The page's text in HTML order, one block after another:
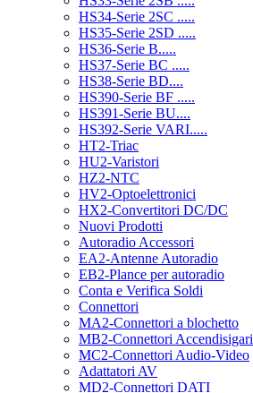
HS34-Serie 2SC .....
HS35-Serie 2SD .....
HS36-Serie B.....
HS37-Serie BC .....
HS38-Serie BD....
HS390-Serie BF .....
HS391-Serie BU....
HS392-Serie VARI.....
HT2-Triac
HU2-Varistori
HZ2-NTC
HV2-Optoelettronici
HX2-Convertitori DC/DC
Nuovi Prodotti
Autoradio Accessori
EA2-Antenne Autoradio
EB2-Plance per autoradio
Conta e Verifica Soldi
Connettori
MA2-Connettori a blochetto
MB2-Connettori Accendisigari
MC2-Connettori Audio-Video
Adattatori AV
MD2-Connettori DATI